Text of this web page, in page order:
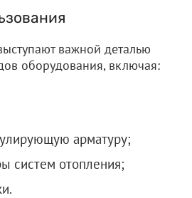
важной деталью
оборудования, включая:
арматуру;
систем отопления;